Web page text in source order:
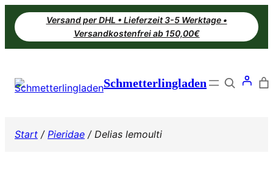
Zum
Inhalt
springen
Versand per DHL • Lieferzeit 3-5 Werktage •
Versandkostenfrei ab 150,00€
Schmetterlingladen Search
Start / Pieridae / Delias lemoulti